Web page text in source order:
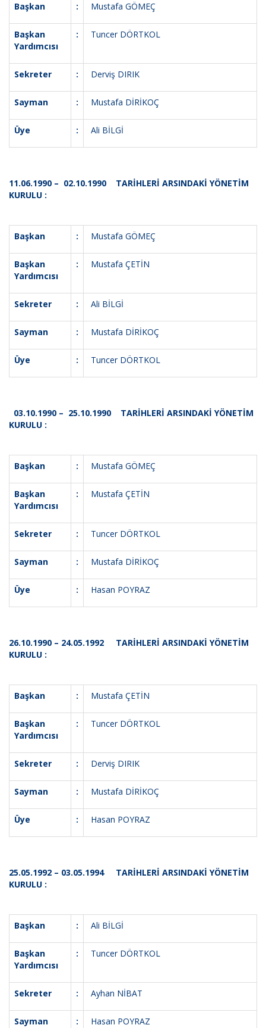
Başkan : Mustafa GÖMEÇ
Başkan
Yardımcısı
: Tuncer DÖRTKOL
Sekreter : Derviş DIRIK
Sayman : Mustafa DİRİKOÇ
Üye : Ali BİLGİ
11.06.1990 – 02.10.1990 TARİHLERİ ARSINDAKİ YÖNETİM
KURULU :
Başkan : Mustafa GÖMEÇ
Başkan
Yardımcısı
: Mustafa ÇETİN
Sekreter : Ali BİLGİ
Sayman : Mustafa DİRİKOÇ
Üye : Tuncer DÖRTKOL
03.10.1990 – 25.10.1990 TARİHLERİ ARSINDAKİ YÖNETİM
KURULU :
Başkan : Mustafa GÖMEÇ
Başkan
Yardımcısı
: Mustafa ÇETİN
Sekreter : Tuncer DÖRTKOL
Sayman : Mustafa DİRİKOÇ
Üye : Hasan POYRAZ
26.10.1990 – 24.05.1992 TARİHLERİ ARSINDAKİ YÖNETİM
KURULU :
Başkan : Mustafa ÇETİN
Başkan
Yardımcısı
: Tuncer DÖRTKOL
Sekreter : Derviş DIRIK
Sayman : Mustafa DİRİKOÇ
Üye : Hasan POYRAZ
25.05.1992 – 03.05.1994 TARİHLERİ ARSINDAKİ YÖNETİM
KURULU :
Başkan : Ali BİLGİ
Başkan
Yardımcısı
: Tuncer DÖRTKOL
Sekreter : Ayhan NİBAT
Sayman : Hasan POYRAZ